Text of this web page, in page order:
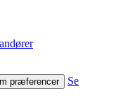
præferencer
Se